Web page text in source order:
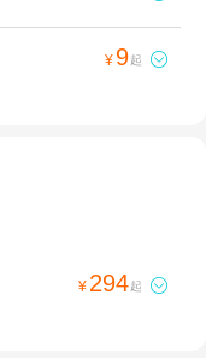
¥ 9起 
¥ 294起 